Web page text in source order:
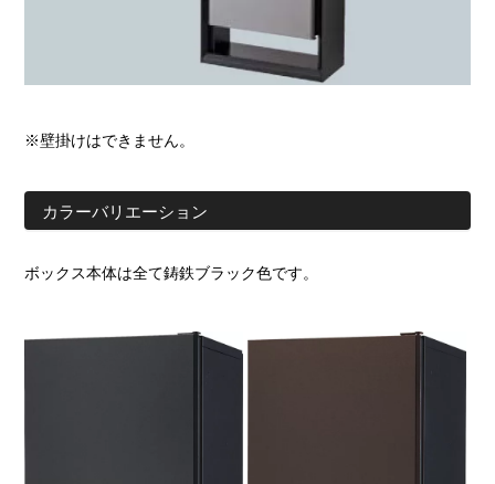
※壁掛けはできません。
カラーバリエーション
ボックス本体は全て鋳鉄ブラック色です。